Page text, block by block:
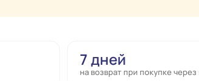
7 дней
на возврат при покупке